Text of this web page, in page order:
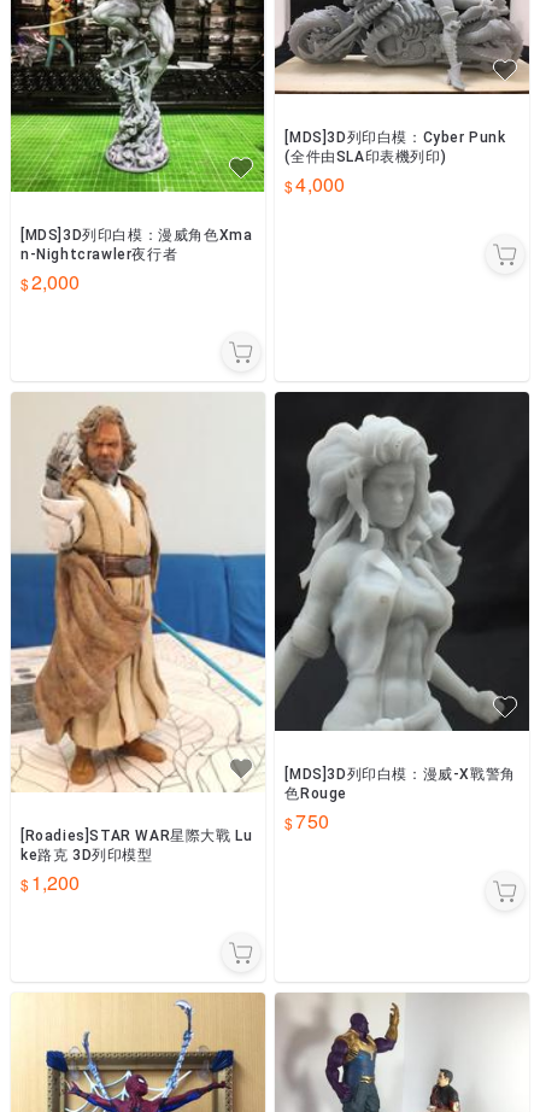
[MDS]3D列印白模：漫威角色Xma
n-Nightcrawler夜行者
2,000
[MDS]3D列印白模：Cyber Punk
(全件由SLA印表機列印)
4,000
[Roadies]STAR WAR星際大戰 Lu
ke路克 3D列印模型
1,200
[MDS]3D列印白模：漫威-X戰警角
色Rouge
750